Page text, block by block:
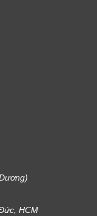
HCM